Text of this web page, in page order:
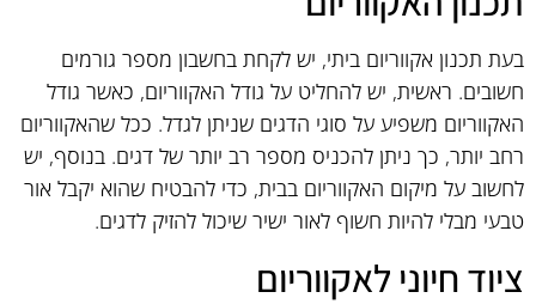
בעת תכנון אקווריום ביתי, יש לקחת בחשבון מספר גורמים
חשובים. ראשית, יש להחליט על גודל האקווריום, כאשר גודל
האקווריום משפיע על סוגי הדגים שניתן לגדל. ככל שהאקווריום
רחב יותר, כך ניתן להכניס מספר רב יותר של דגים. בנוסף, יש
לחשוב על מיקום האקווריום בבית, כדי להבטיח שהוא יקבל אור
טבעי מבלי להיות חשוף לאור ישיר שיכול להזיק לדגים.
ציוד חיוני לאקווריום